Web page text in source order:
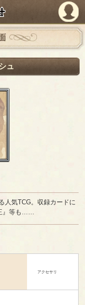
PandoraPartyProject
ュ
人気TCG。収録カードに
』等も……
アクセサリ